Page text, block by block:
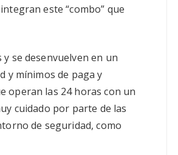
este “combo” que
se desenvuelven en un
y mínimos de paga y
operan las 24 horas con un
cuidado por parte de las
de seguridad, como